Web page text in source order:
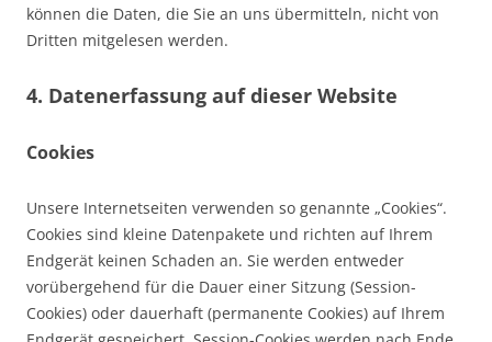
können die Daten, die Sie an uns übermitteln, nicht von
Dritten mitgelesen werden.
4. Datenerfassung auf dieser Website
Cookies
Unsere Internetseiten verwenden so genannte „Cookies“.
Cookies sind kleine Datenpakete und richten auf Ihrem
Endgerät keinen Schaden an. Sie werden entweder
vorübergehend für die Dauer einer Sitzung (Session-
Cookies) oder dauerhaft (permanente Cookies) auf Ihrem